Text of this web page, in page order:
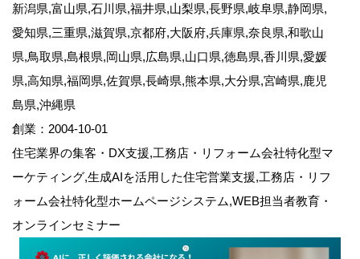
新潟県,富山県,石川県,福井県,山梨県,長野県,岐阜県,静岡県,
愛知県,三重県,滋賀県,京都府,大阪府,兵庫県,奈良県,和歌山
県,鳥取県,島根県,岡山県,広島県,山口県,徳島県,香川県,愛媛
県,高知県,福岡県,佐賀県,長崎県,熊本県,大分県,宮崎県,鹿児
島県,沖縄県
創業：2004-10-01
住宅業界の集客・DX支援,工務店・リフォーム会社特化型マ
ーケティング,生成AIを活用した住宅営業支援,工務店・リフ
ォーム会社特化型ホームページシステム,WEB担当者教育・
オンラインセミナー